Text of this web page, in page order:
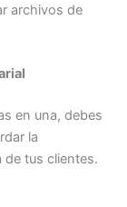
archivos de
en una, debes
la
de tus clientes.